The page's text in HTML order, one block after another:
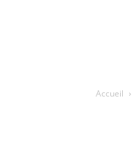
Accueil